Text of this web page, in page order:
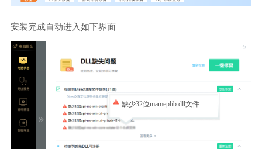
安装完成自动进入如下界面
缺少32位mameplib.dll文件